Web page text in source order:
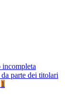
incompleta
parte dei titolari
1